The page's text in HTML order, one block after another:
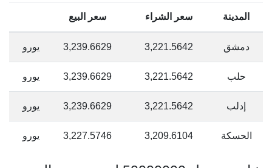
المدينة سعر الشراء سعر البيع
دمشق 3,221.5642
3,239.6629 يورو
حلب 3,221.5642
3,239.6629 يورو
إدلب 3,221.5642
3,239.6629 يورو
الحسكة 3,209.6104
3,227.5746 يورو